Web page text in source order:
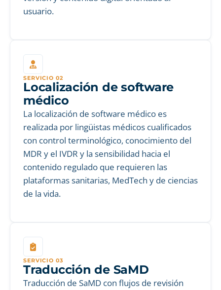
usuario.
SERVICIO 02
Localización de software
médico
La localización de software médico es
realizada por lingüistas médicos cualificados
con control terminológico, conocimiento del
MDR y el IVDR y la sensibilidad hacia el
contenido regulado que requieren las
plataformas sanitarias, MedTech y de ciencias
de la vida.
SERVICIO 03
Traducción de SaMD
Traducción de SaMD con flujos de revisión